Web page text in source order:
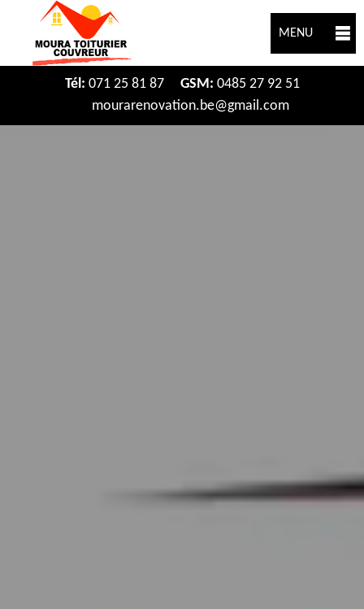
MENU
Tél: 071 25 81 87 GSM: 0485 27 92 51
mourarenovation.be@gmail.com